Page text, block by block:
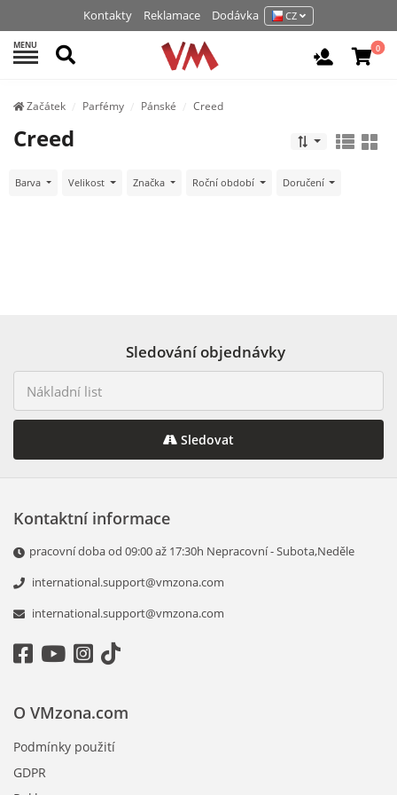
Kontakty Reklamace Dodávka CZ
MENU Hledat Vchod /
0
Začátek Parfémy Pánské Creed
Creed
Barva Velikost Značka Roční období Doručení
Sledování objednávky
Sledovat
Kontaktní informace
pracovní doba od 09:00 až 17:30h Nepracovní - Subota,Neděle
international.support@vmzona.com
international.support@vmzona.com
O VMzona.com
Podmínky použití
GDPR